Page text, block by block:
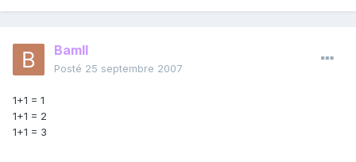
Bamll
Posté 25 septembre 2007
1+1 = 1
1+1 = 2
1+1 = 3